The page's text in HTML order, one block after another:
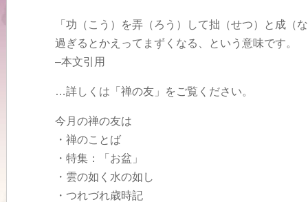
「功（こう）を弄（ろう）して拙（せつ）と成（
過ぎるとかえってまずくなる、という意味です。
–本文引用
…詳しくは「禅の友」をご覧ください。
今月の禅の友は
・禅のことば
・特集：「お盆」
・雲の如く水の如し
・つれづれ歳時記